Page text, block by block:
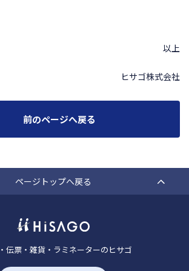
以上
ヒサゴ株式会社
前のページへ戻る
ページトップへ戻る
伝票・雑貨・ラミネーターのヒサゴ